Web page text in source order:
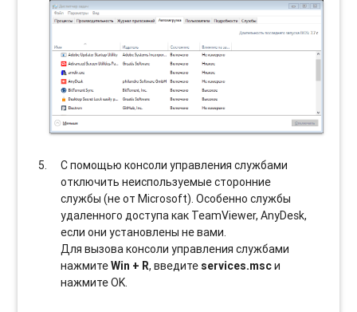
С помощью консоли управления службами
отключить неиспользуемые сторонние
службы (не от Microsoft). Особенно службы
удаленного доступа как TeamViewer, AnyDesk,
если они установлены не вами.
Для вызова консоли управления службами
нажмитеWin + R, введите services.mscи
нажмите OK.